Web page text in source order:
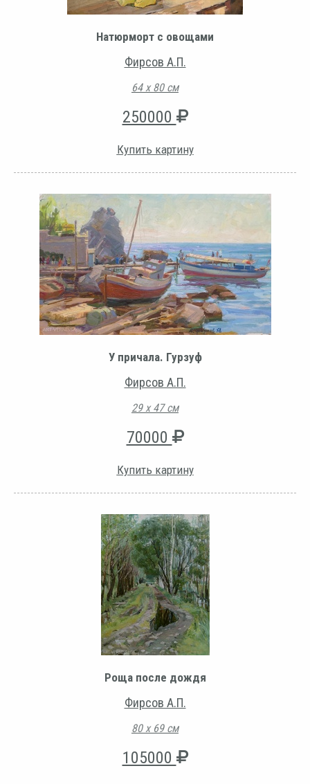
Натюрморт с овощами
Фирсов А.П.
64 х 80 см
250000
Купить картину
У причала. Гурзуф
Фирсов А.П.
29 х 47 см
70000
Купить картину
Роща после дождя
Фирсов А.П.
80 х 69 см
105000